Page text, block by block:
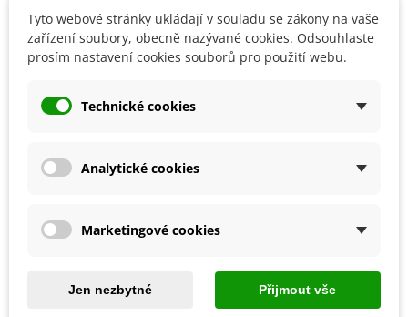
Předpěstování semen probíhá
od února do dubna .
Hloubka výsevu je0,5 cm.
Doba klíčení trvá přibližně1–2 týdny , i déle.
Od poloviny května lze rostliny přemístit ven do
sponu80 x 50 cm
Vhodná půda jestředně těžká, výživná
Tyto webové stránky ukládají v souladu se zákony na vaše
zařízení soubory, obecně nazývané cookies. Odsouhlaste
prosím nastavení cookies souborů pro použití webu.
Technické cookies
Analytické cookies
Marketingové cookies
Jen nezbytné Přijmout vše